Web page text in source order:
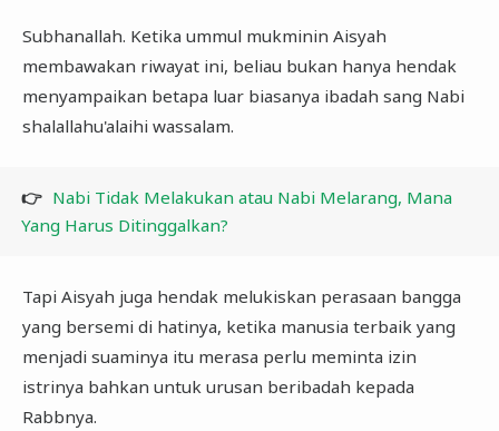
Subhanallah. Ketika ummul mukminin Aisyah
membawakan riwayat ini, beliau bukan hanya hendak
menyampaikan betapa luar biasanya ibadah sang Nabi
shalallahu'alaihi wassalam.
👉 Nabi Tidak Melakukan atau Nabi Melarang, Mana
Yang Harus Ditinggalkan?
Tapi Aisyah juga hendak melukiskan perasaan bangga
yang bersemi di hatinya, ketika manusia terbaik yang
menjadi suaminya itu merasa perlu meminta izin
istrinya bahkan untuk urusan beribadah kepada
Rabbnya.